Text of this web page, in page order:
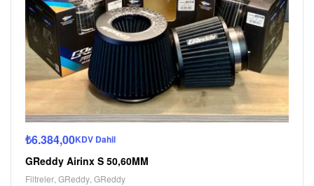
₺6.384,00KDV Dahil
GReddy Airinx S 50,60MM
Filtreler GReddy GReddy